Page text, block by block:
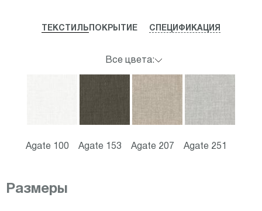
ТЕКСТИЛЬ ПОКРЫТИЕ СПЕЦИФИКАЦИЯ
Все цвета:
Agate 100 Agate 153 Agate 207 Agate 251
Размеры